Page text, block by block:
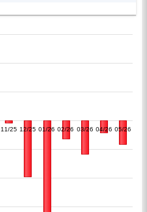
11/25 12/25 01/26 02/26 03/26 04/26 05/26